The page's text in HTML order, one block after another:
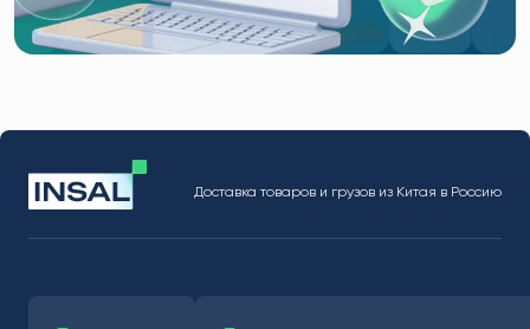
Доставка товаров и грузов из Китая в Россию